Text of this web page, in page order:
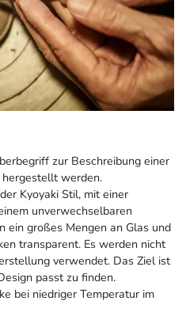
zur Beschreibung einer
werden.
Kyoyaki Stil, mit einer
unverwechselbaren
ein großes Mengen an Glas und
transparent. Es werden nicht
verwendet. Das Ziel ist
passt zu finden.
bei niedriger Temperatur im